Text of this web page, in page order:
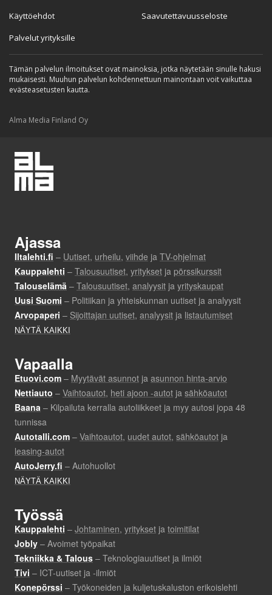
Käyttöehdot
Palvelut yrityksille
Saavutettavuusseloste
Tämän palvelun ilmoitukset ovat mainoksia, jotka näytetään sinulle hakusi
mukaisesti. Muuhun palvelun kohdennettuun mainontaan voit vaikuttaa
evästeasetusten kautta.
Alma Media Finland Oy